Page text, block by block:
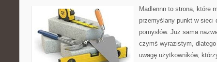
Madlennn to strona, które
przemyślany punkt w sieci
pomysłów. Już sama
czymś wyrazistym,
uwagę użytkowników,